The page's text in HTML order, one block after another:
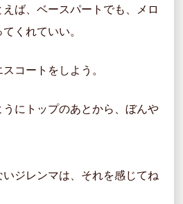
ば、ベースパートでも、メロ
くれていい。
コートをしよう。
にトップのあとから、ぼんや
ジレンマは、それを感じてね